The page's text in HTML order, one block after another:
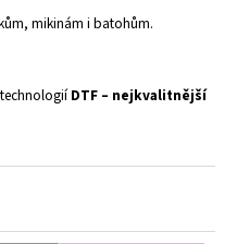
mikinám i batohům.
DTF – nejkvalitnější